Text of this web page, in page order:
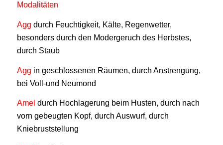
Modalitäten
Agg durch Feuchtigkeit, Kälte, Regenwetter,
besonders durch den Modergeruch des Herbstes,
durch Staub
Agg in geschlossenen Räumen, durch Anstrengung,
bei Voll-und Neumond
Amel durch Hochlagerung beim Husten, durch nach
vorn gebeugten Kopf, durch Auswurf, durch
Kniebruststellung